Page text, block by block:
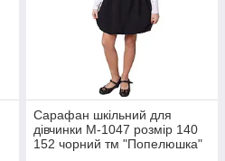
Сарафан шкільний для
дівчинки М-1047 розмір 140
152 чорний тм "Попелюшка"